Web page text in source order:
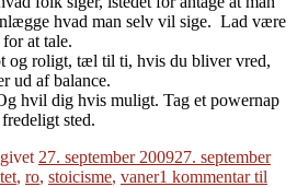
hvad man selv vil sige. Lad være
at tale.
og roligt, tæl til ti, hvis du bliver vred,
ud af balance.
hvil dig hvis muligt. Tag et powernap
sted.
27. september 200927. september
, ro, stoicisme, vaner1 kommentartil